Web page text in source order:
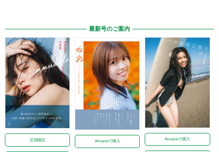
最新号のご案内
定期購読 Amazonで購入
Amazonで購入